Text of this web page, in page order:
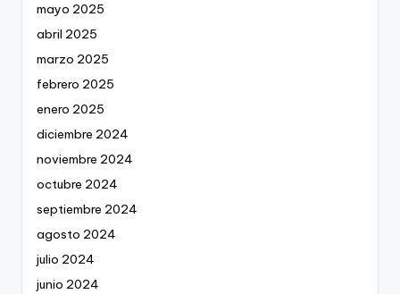
mayo 2025
abril 2025
marzo 2025
febrero 2025
enero 2025
diciembre 2024
noviembre 2024
octubre 2024
septiembre 2024
agosto 2024
julio 2024
junio 2024